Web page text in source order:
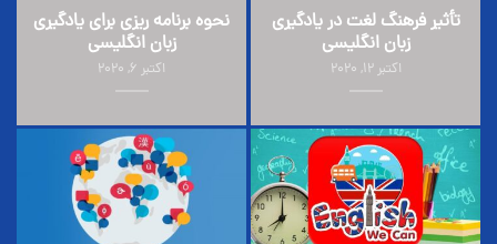
تأثیر فرهنگ لغت در یادگیری
زبان انگلیسی
اکتبر 12, 2020
نحوه برنامه ریزی برای یادگیری
زبان انگلیسی
اکتبر 6, 2020